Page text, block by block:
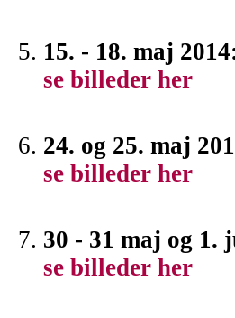
15. - 18. maj
se billeder her
24. og 25. maj
se billeder her
30 - 31 maj og
se billeder her